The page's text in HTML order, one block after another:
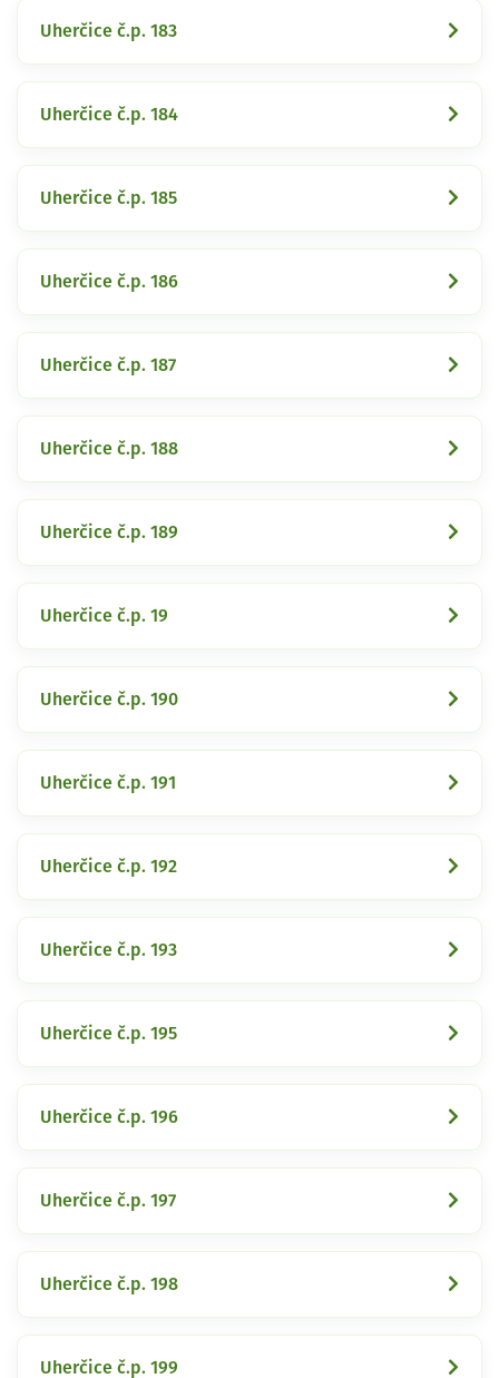
Uherčice č.p. 183
Uherčice č.p. 184
Uherčice č.p. 185
Uherčice č.p. 186
Uherčice č.p. 187
Uherčice č.p. 188
Uherčice č.p. 189
Uherčice č.p. 19
Uherčice č.p. 190
Uherčice č.p. 191
Uherčice č.p. 192
Uherčice č.p. 193
Uherčice č.p. 195
Uherčice č.p. 196
Uherčice č.p. 197
Uherčice č.p. 198
Uherčice č.p. 199